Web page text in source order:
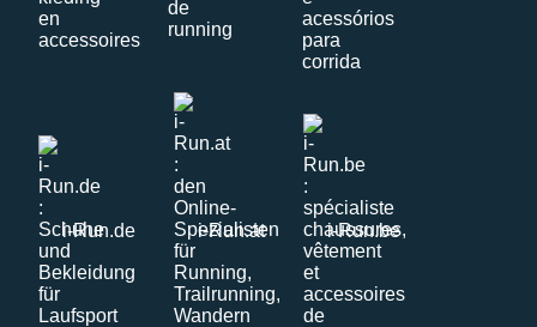
i-Run.de i-Run.at i-Run.be